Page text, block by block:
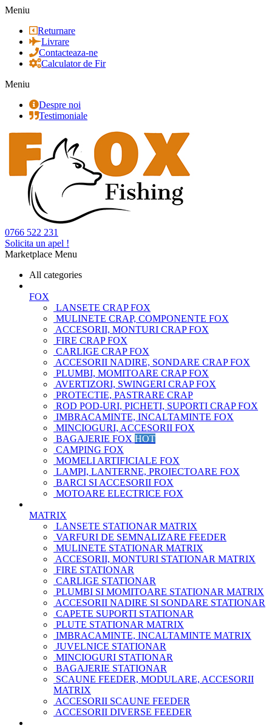
Meniu
Returnare
Livrare
Contacteaza-ne
Calculator de Fir
Meniu
Despre noi
Testimoniale
0766 522 231
Solicita un apel !
Marketplace Menu
All categories
FOX
LANSETE CRAP FOX
MULINETE CRAP, COMPONENTE FOX
ACCESORII, MONTURI CRAP FOX
FIRE CRAP FOX
CARLIGE CRAP FOX
ACCESORII NADIRE, SONDARE CRAP FOX
PLUMBI, MOMITOARE CRAP FOX
AVERTIZORI, SWINGERI CRAP FOX
PROTECTIE, PASTRARE CRAP
ROD POD-URI, PICHETI, SUPORTI CRAP FOX
IMBRACAMINTE, INCALTAMINTE FOX
MINCIOGURI, ACCESORII FOX
BAGAJERIE FOX HOT
CAMPING FOX
MOMELI ARTIFICIALE FOX
LAMPI, LANTERNE, PROIECTOARE FOX
BARCI SI ACCESORII FOX
MOTOARE ELECTRICE FOX
MATRIX
LANSETE STATIONAR MATRIX
VARFURI DE SEMNALIZARE FEEDER
MULINETE STATIONAR MATRIX
ACCESORII, MONTURI STATIONAR MATRIX
FIRE STATIONAR
CARLIGE STATIONAR
PLUMBI SI MOMITOARE STATIONAR MATRIX
ACCESORII NADIRE SI SONDARE STATIONAR
CAPETE SUPORTI STATIONAR
PLUTE STATIONAR MATRIX
IMBRACAMINTE, INCALTAMINTE MATRIX
JUVELNICE STATIONAR
MINCIOGURI STATIONAR
BAGAJERIE STATIONAR
SCAUNE FEEDER, MODULARE, ACCESORII
MATRIX
ACCESORII SCAUNE FEEDER
ACCESORII DIVERSE FEEDER